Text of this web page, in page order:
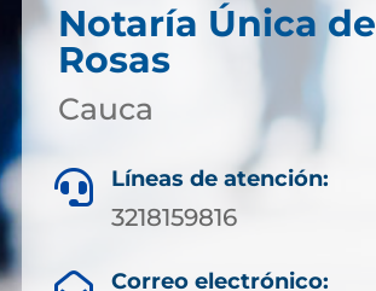
Notaría Única de
Rosas
Cauca
 Líneas de atención:
3218159816
Correo electrónico: